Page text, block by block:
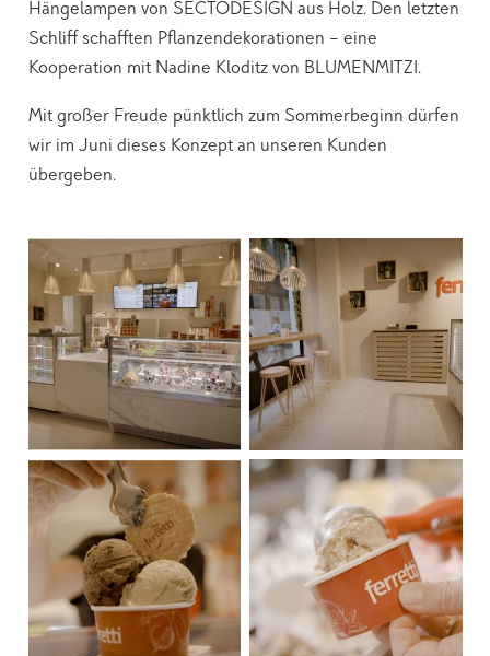
Hängelampen von SECTODESIGN aus Holz. Den letzten
Schliff schafften Pflanzendekorationen – eine
Kooperation mit Nadine Kloditz von BLUMENMITZI.
Mit großer Freude pünktlich zum Sommerbeginn dürfen
wir im Juni dieses Konzept an unseren Kunden
übergeben.